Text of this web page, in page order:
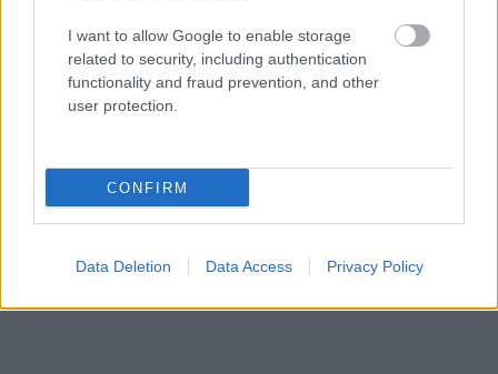
I want to allow Google to enable storage
related to security, including authentication
functionality and fraud prevention, and other
user protection.
CONFIRM
Data Deletion Data Access Privacy Policy